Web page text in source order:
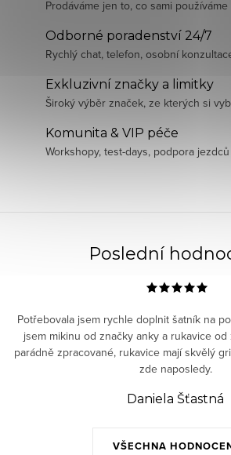
Prodáváme jen to, co sami
Odborné poradenství 24/7
Rychlý chat, telefon, osobní
Exkluzivní značky a limitky
Široký výběr značek, ze kterých si
Komunita & VIP péče
Workshopy, test-days, podpora
Poslední
VŠECHNA
Potřebovala jsem rychle doplnit šatník na
jsem mikinu od značky anky a rukavice
parádně zpracované, rukavice mají skvělý
zde naposledy.
Daniela Šťastná